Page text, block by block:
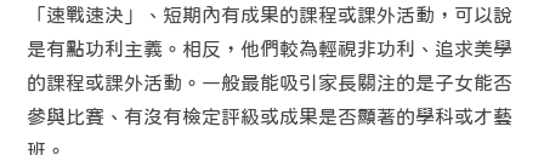
「速戰速決」、短期內有成果的課程或課外活動，可以說
是有點功利主義。相反，他們較為輕視非功利、追求美學
的課程或課外活動。一般最能吸引家長關注的是子女能否
參與比賽、有沒有檢定評級或成果是否顯著的學科或才藝
班。